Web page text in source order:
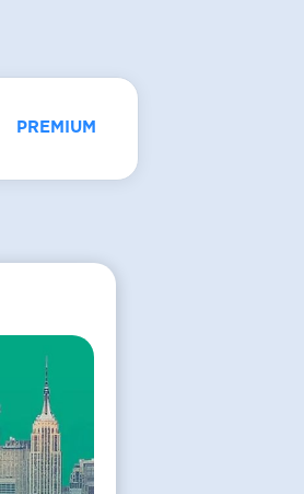
PREMIUM